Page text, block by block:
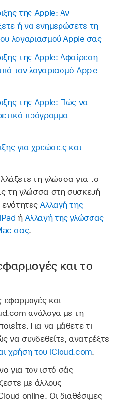
της Apple: Αν
ή να ενημερώσετε τη
λογαριασμού Apple σας
της Apple: Αφαίρεση
τον λογαριασμό Apple
της Apple: Πώς να
πρόγραμμα
για χρεώσεις και
τη γλώσσα για το
τη γλώσσα στη συσκευή
ενότητες Αλλαγή της
ή Αλλαγή της γλώσσας
σας.
και το
εφαρμογές και
ανάλογα με τη
Για να μάθετε τι
να συνδεθείτε, ανατρέξτε
χρήση του iCloud.com.
για τον ιστό σάς
με άλλους
online. Οι διαθέσιμες